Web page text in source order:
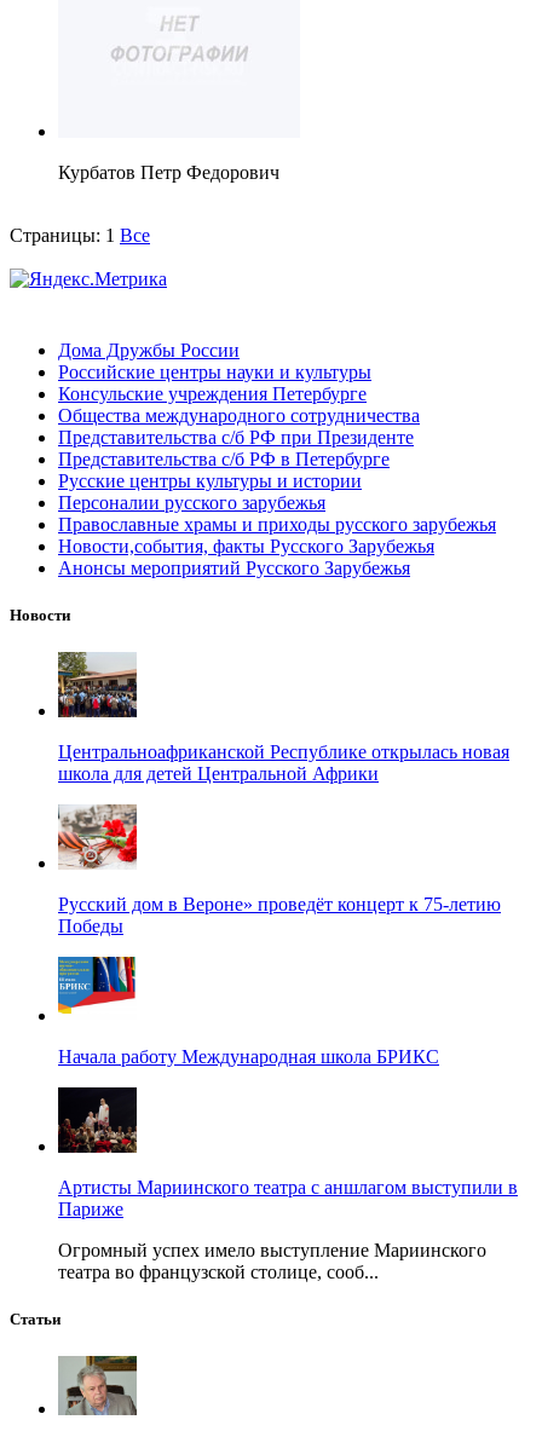
Курбатов Петр Федорович
Страницы: 1 Все
Дома Дружбы России
Российские центры науки и культуры
Консульские учреждения Петербурге
Общества международного сотрудничества
Представительства с/б РФ при Президенте
Представительства с/б РФ в Петербурге
Русские центры культуры и истории
Персоналии русского зарубежья
Православные храмы и приходы русского зарубежья
Новости,события, факты Русского Зарубежья
Анонсы мероприятий Русского Зарубежья
Новости
Центральноафриканской Республике открылась новая
школа для детей Центральной Африки
Русский дом в Вероне» проведёт концерт к 75-летию
Победы
Начала работу Международная школа БРИКС
Артисты Мариинского театра с аншлагом выступили в
Париже
Огромный успех имело выступление Мариинского
театра во французской столице, сооб...
Статьи